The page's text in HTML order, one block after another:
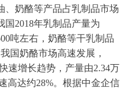
、奶酪等产品占乳制品市场
国 2018年乳制品产量为
吨左右，奶酪等干乳制品
国奶酪市场高速发展，
速增长趋势，产量由2.34万
高达约28%。根据中金企信